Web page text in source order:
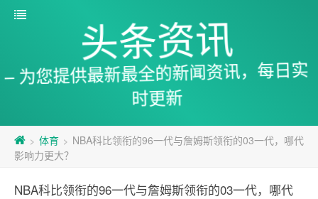
头条资讯
– 为您提供最新最全的新闻资讯，每日实
时更新
> 体育 > NBA科比领衔的96一代与詹姆斯领衔的03一代，哪代
影响力更大？
NBA科比领衔的96一代与詹姆斯领衔的03一代，哪代